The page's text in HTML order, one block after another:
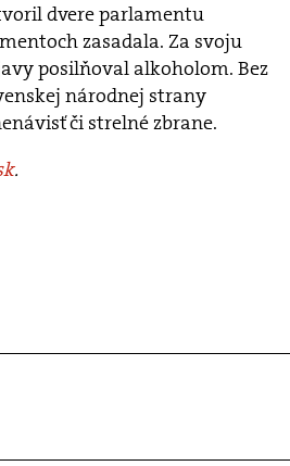
dvere parlamentu
zasadala. Za svoju
posilňoval alkoholom. Bez
národnej strany
či strelné zbrane.
.